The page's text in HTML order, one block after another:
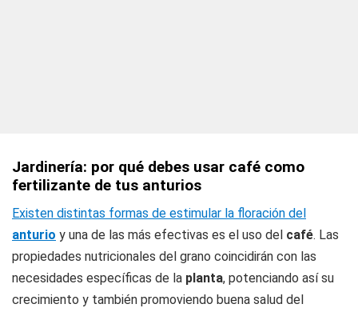
Jardinería: por qué debes usar café como
fertilizante de tus anturios
Existen distintas formas de estimular la floración del
anturio y una de las más efectivas es el uso del café. Las
propiedades nutricionales del grano coincidirán con las
necesidades específicas de la planta, potenciando así su
crecimiento y también promoviendo buena salud del